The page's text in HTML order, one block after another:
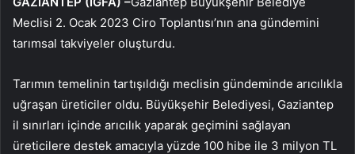
Meclisi 2. Ocak 2023 Ciro Toplantısı’nın ana gündemini
tarımsal takviyeler oluşturdu.
Tarımın temelinin tartışıldığı meclisin gündeminde arıcılıkla
uğraşan üreticiler oldu. Büyükşehir Belediyesi, Gaziantep
il sınırları içinde arıcılık yaparak geçimini sağlayan
üreticilere destek amacıyla yüzde 100 hibe ile 3 milyon TL